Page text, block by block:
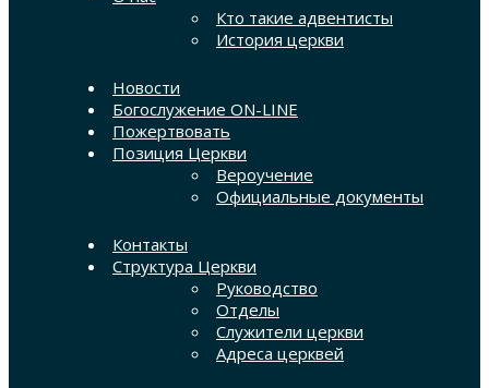
Кто такие адвентисты
История церкви
Новости
Богослужение ON-LINE
Пожертвовать
Позиция Церкви
Вероучение
Официальные документы
Контакты
Структура Церкви
Руководство
Отделы
Служители церкви
Адреса церквей